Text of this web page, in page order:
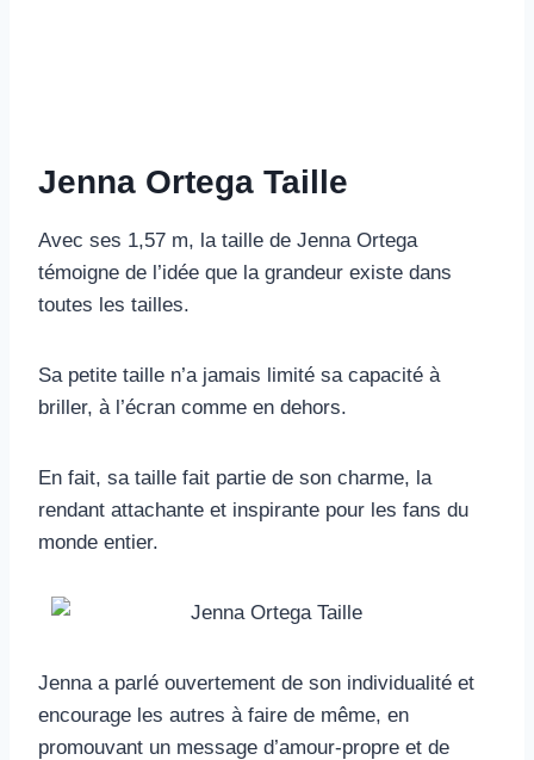
Jenna Ortega Taille
Avec ses 1,57 m, la taille de Jenna Ortega
témoigne de l’idée que la grandeur existe dans
toutes les tailles.
Sa petite taille n’a jamais limité sa capacité à
briller, à l’écran comme en dehors.
En fait, sa taille fait partie de son charme, la
rendant attachante et inspirante pour les fans du
monde entier.
Jenna a parlé ouvertement de son individualité et
encourage les autres à faire de même, en
promouvant un message d’amour-propre et de